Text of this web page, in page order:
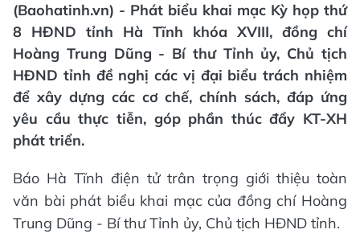
(Baohatinh.vn) - Phát biểu khai mạc Kỳ họp thứ
8 HĐND tỉnh Hà Tĩnh khóa XVIII, đồng chí
Hoàng Trung Dũng - Bí thư Tỉnh ủy, Chủ tịch
HĐND tỉnh đề nghị các vị đại biểu trách nhiệm
để xây dựng các cơ chế, chính sách, đáp ứng
yêu cầu thực tiễn, góp phần thúc đẩy KT-XH
phát triển.
Báo Hà Tĩnh điện tử trân trọng giới thiệu toàn
văn bài phát biểu khai mạc của đồng chí Hoàng
Trung Dũng - Bí thư Tỉnh ủy, Chủ tịch HĐND tỉnh.